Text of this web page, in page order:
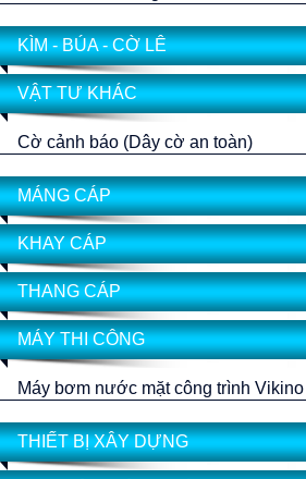
KÌM - BÚA - CỜ LÊ
VẬT TƯ KHÁC
Cờ cảnh báo (Dây cờ an toàn)
MÁNG CÁP
KHAY CÁP
THANG CÁP
MÁY THI CÔNG
Máy bơm nước mặt công trình Vikino
THIẾT BỊ XÂY DỰNG